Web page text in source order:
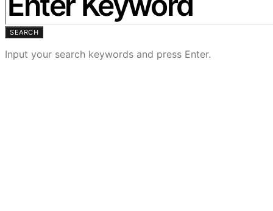
SEARCH
Input your search keywords and press Enter.